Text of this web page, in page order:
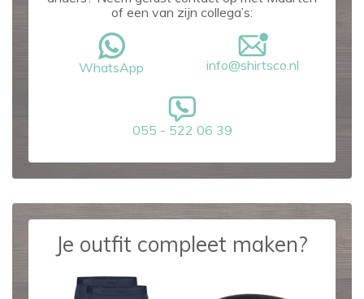
of een van zijn collega’s:
WhatsApp info@shirtsco.nl
055 - 522 06 39
Je outfit compleet maken?